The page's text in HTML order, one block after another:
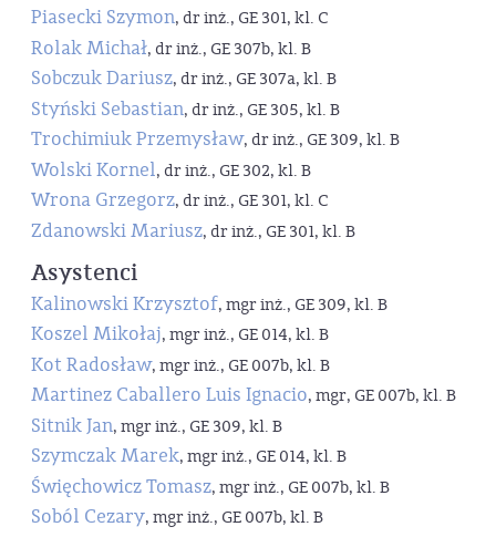
Piasecki Szymon, dr inż., GE 301, kl. C
Rolak Michał, dr inż., GE 307b, kl. B
Sobczuk Dariusz, dr inż., GE 307a, kl. B
Styński Sebastian, dr inż., GE 305, kl. B
Trochimiuk Przemysław, dr inż., GE 309, kl. B
Wolski Kornel, dr inż., GE 302, kl. B
Wrona Grzegorz, dr inż., GE 301, kl. C
Zdanowski Mariusz, dr inż., GE 301, kl. B
Asystenci
Kalinowski Krzysztof, mgr inż., GE 309, kl. B
Koszel Mikołaj, mgr inż., GE 014, kl. B
Kot Radosław, mgr inż., GE 007b, kl. B
Martinez Caballero Luis Ignacio, mgr, GE 007b, kl. B
Sitnik Jan, mgr inż., GE 309, kl. B
Szymczak Marek, mgr inż., GE 014, kl. B
Święchowicz Tomasz, mgr inż., GE 007b, kl. B
Soból Cezary, mgr inż., GE 007b, kl. B